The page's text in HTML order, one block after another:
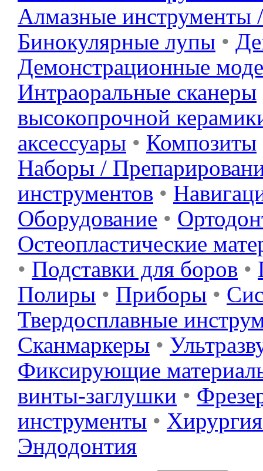
Алмазные инструменты
Бинокулярные лупы •
Демонстрационные
Интраоральные сканеры
высокопрочной
аксессуары • Композиты
Наборы /
инструментов •
Оборудование •
Остеопластические
• Подставки для боров •
Полиры • Приборы •
Твердосплавные
Сканмаркеры •
Фиксирующие
винты-заглушки •
инструменты •
Эндодонтия